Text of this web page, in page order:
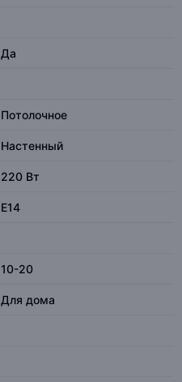
Да
Потолочное
Настенный
220 Вт
E14
10-20
Для дома